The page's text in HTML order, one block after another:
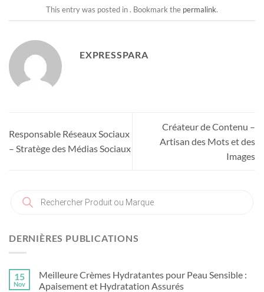
This entry was posted in . Bookmark the permalink.
EXPRESSPARA
Responsable Réseaux Sociaux
– Stratège des Médias Sociaux
Créateur de Contenu –
Artisan des Mots et des
Images
DERNIÈRES PUBLICATIONS
15
Nov
Meilleure Crèmes Hydratantes pour Peau Sensible :
Apaisement et Hydratation Assurés